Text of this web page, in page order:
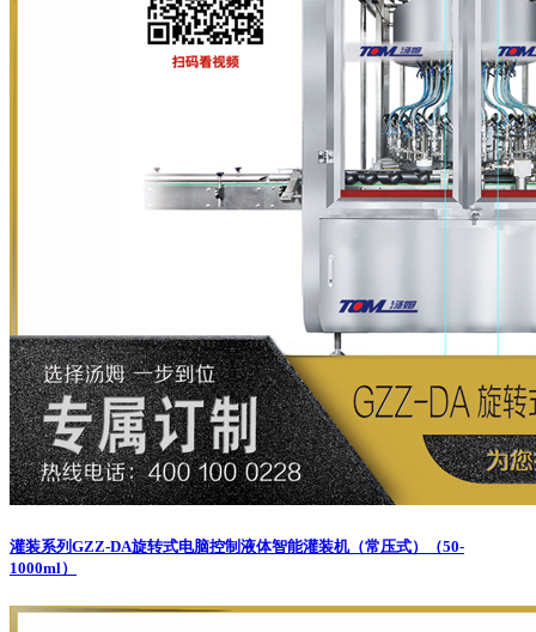
灌装系列 GZZ-DA旋转式电脑控制液体智能灌装机（常压式）（50-
1000ml）